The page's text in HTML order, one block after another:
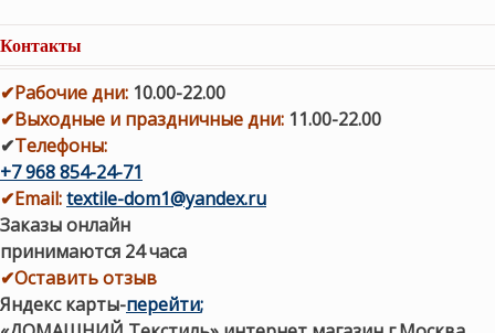
Контакты
✔Рабочие дни: 10.00-22.00
✔Выходные и праздничные дни: 11.00-22.00
✔Телефоны:
+7 968 854-24-71
✔Email:textile-dom1@yandex.ru
Заказы онлайн
принимаются 24 часа
✔Оставить отзыв
Яндекс карты-перейти;